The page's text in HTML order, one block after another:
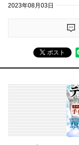
2023年08月03日
ポスト